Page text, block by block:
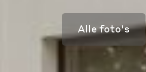
Alle foto's